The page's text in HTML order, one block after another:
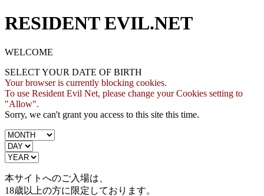
RESIDENT EVIL.NET
WELCOME
SELECT YOUR DATE OF BIRTH
Your browser is currently blocking cookies.
To use Resident Evil Net, please change your Cookies setting to
"Allow".
Sorry, we can't grant you access to this site this time.
本サイトへのご入場は、
18歳以上の方に限定しております。